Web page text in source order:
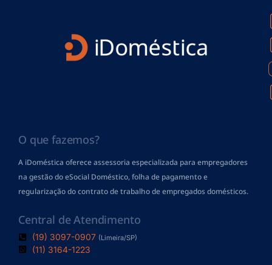
O que fazemos?
A iDoméstica oferece assessoria especializada para empregadores
na gestão do eSocial Doméstico, folha de pagamentoe
regularização do contrato de trabalho de empregados domésticos.
Central de Atendimento
(19) 3097-0907 (Limeira/SP)
(11) 3164-1223